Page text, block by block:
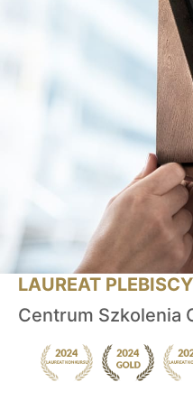
LAUREAT
Centrum Szkolenia